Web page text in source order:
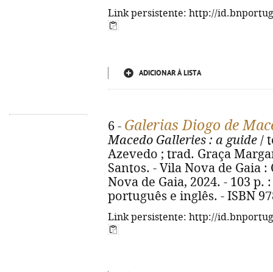
Link persistente: http://
ADICIONAR À LISTA
6 - Galerias Diogo de
Macedo Galleries : a guide /
Azevedo ; trad. Graça
Santos. - Vila Nova de Gaia
Nova de Gaia, 2024. - 103
português e inglês. - ISBN
Link persistente: http://